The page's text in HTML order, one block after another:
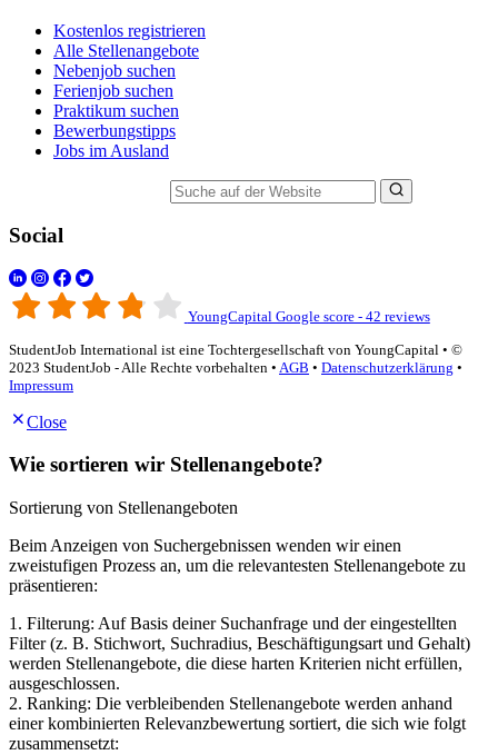
Kostenlos registrieren
Alle Stellenangebote
Nebenjob suchen
Ferienjob suchen
Praktikum suchen
Bewerbungstipps
Jobs im Ausland
Social
YoungCapital Google score - 42 reviews
StudentJob International ist eine Tochtergesellschaft von YoungCapital • ©
2023 StudentJob - Alle Rechte vorbehalten • AGB • Datenschutzerklärung •
Impressum
Close
Wie sortieren wir Stellenangebote?
Sortierung von Stellenangeboten
Beim Anzeigen von Suchergebnissen wenden wir einen
zweistufigen Prozess an, um die relevantesten Stellenangebote zu
präsentieren:
1. Filterung: Auf Basis deiner Suchanfrage und der eingestellten
Filter (z. B. Stichwort, Suchradius, Beschäftigungsart und Gehalt)
werden Stellenangebote, die diese harten Kriterien nicht erfüllen,
ausgeschlossen.
2. Ranking: Die verbleibenden Stellenangebote werden anhand
einer kombinierten Relevanzbewertung sortiert, die sich wie folgt
zusammensetzt: